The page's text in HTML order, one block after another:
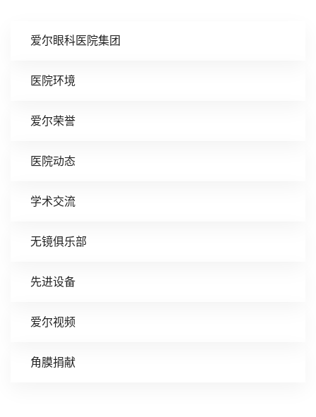
爱尔眼科医院集团
医院环境
爱尔荣誉
医院动态
学术交流
无镜俱乐部
先进设备
爱尔视频
角膜捐献